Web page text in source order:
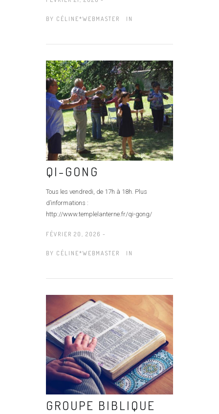
BY CÉLINE*WEBMASTER IN
QI-GONG
Tous les vendredi, de 17h à 18h. Plus
d’informations :
http://www.templelanterne.fr/qi-gong/
FÉVRIER 20, 2026 -
BY CÉLINE*WEBMASTER IN
GROUPE BIBLIQUE